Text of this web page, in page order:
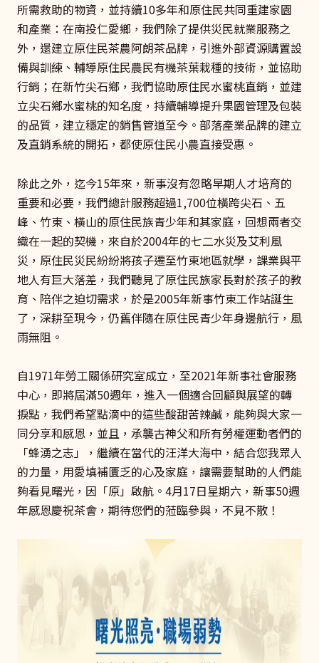
所需救助的物資，並持續10多年和原住民共同重建家園
和產業：在南投仁愛鄉，我們除了提供災民就業服務之
外，還建立原住民茶農阿朗茶品牌，引進外部資源購置設
備與訓練、輔導原住民農民有機茶葉栽種的技術，並協助
行銷；在新竹尖石鄉，我們協助原住民水蜜桃直銷，並建
立尖石鄉水蜜桃的知名度，持續輔導提升果園管理及包裝
的品質，建立穩定的銷售管道至今。部落產業品牌的建立
及直銷系統的開拓，都使原住民小農直接受惠。
除此之外，迄今15年來，新事沒有忽略早期人才培育的
重要和必要，我們總計服務超過1,700位橫跨尖石、五
峰、竹東、橫山的原住民族青少年和其家庭，回想兩者交
織在一起的契機，來自於2004年的七二水災及艾利風
災，原住民災民紛紛將孩子遷至竹東地區就學，課業與平
地人有巨大落差，我們聽見了原住民族家長對於孩子的教
育、陪伴之迫切需求，於是2005年新事竹東工作站誕生
了，深耕至現今，仍舊伴隨在原住民青少年身邊航行，風
雨無阻。
自1971年勞工關係研究室成立，至2021年新事社會服務
中心，即將屆滿50週年，進入一個適合回顧與展望的轉
捩點，我們希望點滴中的這些酸甜苦辣鹹，能夠與大家一
同分享和感恩，並且，承襲古神父和所有勞權運動者們的
「蜂湧之志」，繼續在當代的汪洋大海中，結合您我眾人
的力量，用愛填補匱乏的心及家庭，讓需要幫助的人們能
夠看見曙光，因「原」啟航。4月17日星期六，新事50週
年感恩慶祝茶會，期待您們的蒞臨參與，不見不散！